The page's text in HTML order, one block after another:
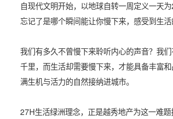
自现代文明开始，以地球自转一周定义一天
忘记了是哪个瞬间能让你慢下来，感受到生活
我们有多久不曾慢下来聆听内心的声音？我
千里，而生活却需要慢下来，才能具备丰富
满生机与活力的自然接纳进城市。
27H生活绿洲理念，正是越秀地产为这一难